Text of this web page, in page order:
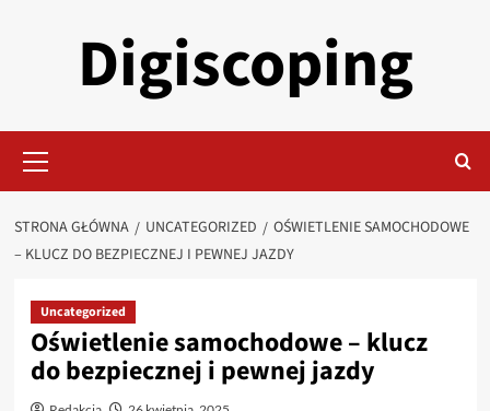
Digiscoping
główne
STRONA GŁÓWNA UNCATEGORIZED
OŚWIETLENIE SAMOCHODOWE
– KLUCZ DO BEZPIECZNEJ I PEWNEJ JAZDY
Uncategorized
Oświetlenie samochodowe – klucz
do bezpiecznej i pewnej jazdy